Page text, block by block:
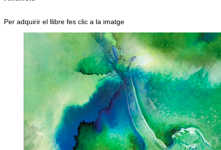
Per adquirir el llibre fes clic a la imatge